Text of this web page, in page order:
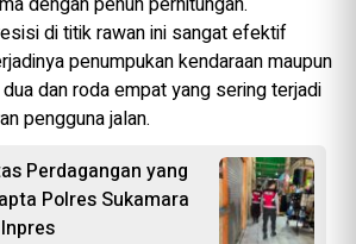
di titik rawan ini sangat efektif
penumpukan kendaraan maupun
dan roda empat yang sering terjadi
pengguna jalan.
Perdagangan yang
Polres Sukamara